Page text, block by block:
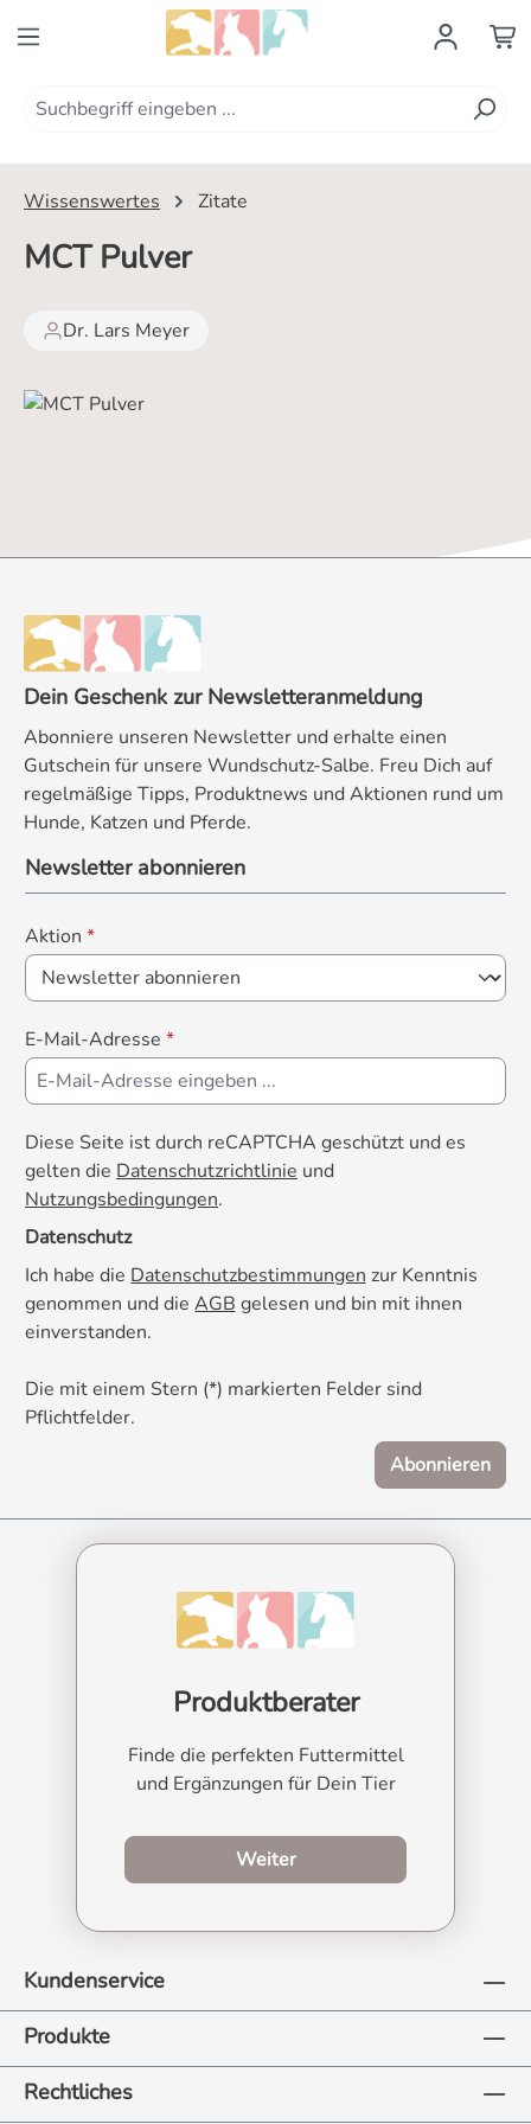
Zum Hauptinhalt springen
Wissenswertes Zitate
MCT Pulver
Dr. Lars Meyer
Dein Geschenk zur Newsletteranmeldung
Abonniere unseren Newsletter und erhalte einen
Gutschein für unsere Wundschutz-Salbe. Freu Dich auf
regelmäßige Tipps, Produktnews und Aktionen rund um
Hunde, Katzen und Pferde.
Newsletter abonnieren
Aktion *
E-Mail-Adresse *
Diese Seite ist durch reCAPTCHA geschützt und es
gelten die Datenschutzrichtlinie und
Nutzungsbedingungen.
Datenschutz
Ich habe die Datenschutzbestimmungen zur Kenntnis
genommen und die AGB gelesen und bin mit ihnen
einverstanden.
Die mit einem Stern (*) markierten Felder sind
Pflichtfelder.
Abonnieren
Produktberater
Finde die perfekten Futtermittel
und Ergänzungen für Dein Tier
Weiterzum Produktberater
Kundenservice
Produkte
Rechtliches